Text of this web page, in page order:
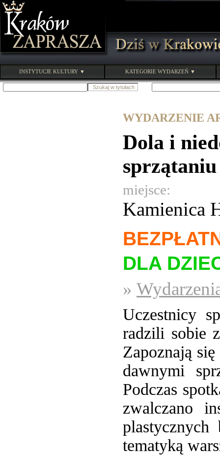
INSTYTUCJE KULTURY ▼ KATEGORIE WYDARZEŃ ▼
WYDARZENIE
Dola i
miejsce:
Kamienica
DLA
»
Uczestnicy
radzili sobie
Zapoznają
dawnymi
Podczas
zwalczano
tematyką